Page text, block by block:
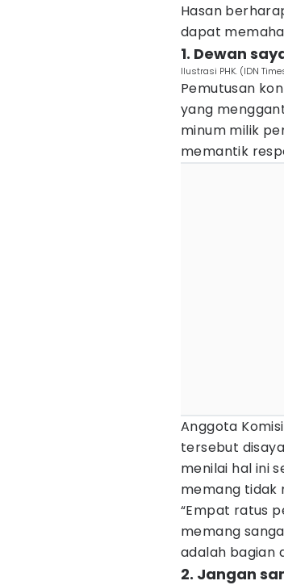
Hasan
dapat
1. Dewan
Ilustrasi PHK. (IDN
Pemutusan
yang
minum milik
memantik
Anggota
tersebut
menilai hal ini
memang tidak
“Empat ratus
memang
adalah bagian
2. Jangan